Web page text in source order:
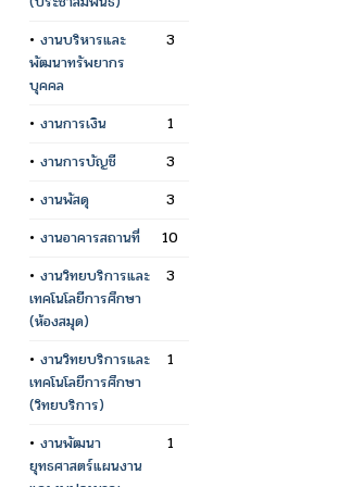
• งานบริหารและ
พัฒนาทรัพยากร
บุคคล
3
• งานการเงิน
1
• งานการบัญชี
3
• งานพัสดุ
3
• งานอาคารสถานที่
10
• งานวิทยบริการและ
เทคโนโลยีการศึกษา
(ห้องสมุด)
3
• งานวิทยบริการและ
เทคโนโลยีการศึกษา
(วิทยบริการ)
1
• งานพัฒนา
ยุทธศาสตร์แผนงาน
1